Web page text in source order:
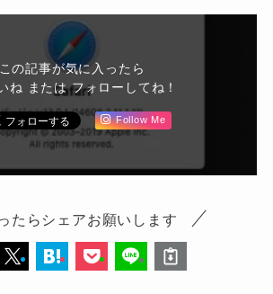
この記事が気に入ったら
ね または フォローしてね！
Follow Me
たらシェアお願いします